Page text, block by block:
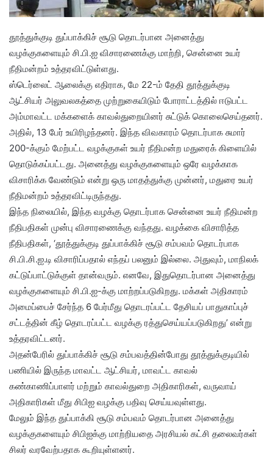
தூத்துக்குடி துப்பாக்கிச் சூடு தொடர்பான அனைத்து
வழக்குகளையும் சி.பி.ஐ விசாரணைக்கு மாற்றி, சென்னை உயர்
நீதிமன்றம் உத்தரவிட்டுள்ளது.
ஸ்டெர்லைட் ஆலைக்கு எதிராக, மே 22-ம் தேதி தூத்துக்குடி
ஆட்சியர் அலுவலகத்தை முற்றுகையிடும் போராட்டத்தில் ஈடுபட்ட
அம்மாவட்ட மக்களைக் காவல்துறையினர் சுட்டுக் கொலைசெய்தனர்.
அதில், 13 பேர் உயிரிழந்தனர். இந்த விவகாரம் தொடர்பாக சுமார்
200-க்கும் மேற்பட்ட வழக்குகள் உயர் நீதிமன்ற மதுரைக் கிளையில்
தொடுக்கப்பட்டது. அனைத்து வழக்குகளையும் ஒரே வழக்காக
விசாரிக்க வேண்டும் என்று ஒரு மாதத்துக்கு முன்னர், மதுரை உயர்
நீதிமன்றம் உத்தரவிட்டிருந்தது.
இந்த நிலையில், இந்த வழக்கு தொடர்பாக சென்னை உயர் நீதிமன்ற
நீதிபதிகள் முன்பு விசாரணைக்கு வந்தது. வழக்கை விசாரித்த
நீதிபதிகள், ‘தூத்துக்குடி துப்பாக்கிச் சூடு சம்பவம் தொடர்பாக
சி.பி.சி.ஐ.டி விசாரிப்பதால் எந்தப் பலனும் இல்லை. அதுவும், மாநிலக்
கட்டுப்பாட்டுக்குள் தான்வரும். எனவே, இதுதொடர்பான அனைத்து
வழக்குகளையும் சி.பி.ஐ-க்கு மாற்றப்படுகிறது. மக்கள் அதிகாரம்
அமைப்பைச் சேர்ந்த 6 பேர்மீது தொடரப்பட்ட தேசியப் பாதுகாப்புச்
சட்டத்தின் கீழ் தொடரப்பட்ட வழக்கு ரத்துசெய்யப்படுகிறது’ என்று
உத்தரவிட்டனர்.
அதன்பேரில் துப்பாக்கிச் சூடு சம்பவத்தின்போது தூத்துக்குடியில்
பணியில் இருந்த மாவட்ட ஆட்சியர், மாவட்ட காவல்
கண்காணிப்பாளர் மற்றும் காவல்துறை அதிகாரிகள், வருவாய்
அதிகாரிகள் மீது சிபிஐ வழக்கு பதிவு செய்யவுள்ளது.
மேலும் இந்த துப்பாக்கி சூடு சம்பவம் தொடர்பான அனைத்து
வழக்குகளையும் சிபிஐக்கு மாற்றியதை அரசியல் கட்சி தலைவர்கள்
சிலர் வரவேற்பதாக கூறியுள்ளனர்.